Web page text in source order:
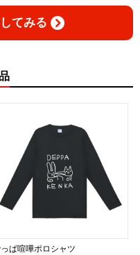
てみる
ぱ喧嘩ポロシャツ